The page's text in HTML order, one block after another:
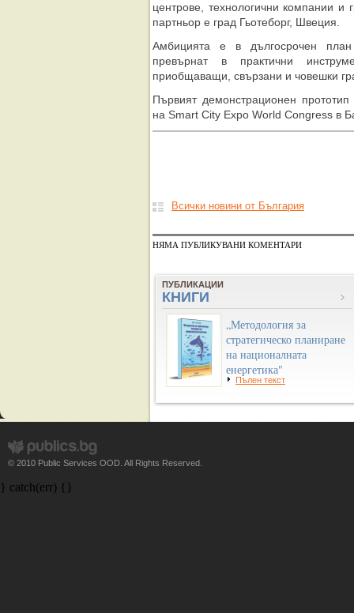
центрове, технологични компании и
партньор е град Гьотеборг, Швеция.
Амбицията е в дългосрочен
превърнат в практични
приобщаващи, свързани и човешки
Първият демонстрационен
на Smart City Expo World Congress в
Всички новини от България
НЯМА ПУБЛИКУВАНИ КОМЕНТАРИ
ПУБЛИКАЦИИ
КНИГИ
„Методология за
стратегическо планиране
на националната
енергетика"
Пълен текст
© 2010 Public Services OOD. All Rights Reserved.
} catch(err) {}